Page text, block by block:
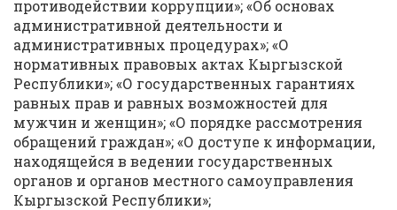
противодействии коррупции»; «Об основах
административной деятельности и
административных процедурах»; «О
нормативных правовых актах Кыргызской
Республики»; «О государственных гарантиях
равных прав и равных возможностей для
мужчин и женщин»; «О порядке рассмотрения
обращений граждан»; «О доступе к информации,
находящейся в ведении государственных
органов и органов местного самоуправления
Кыргызской Республики»;